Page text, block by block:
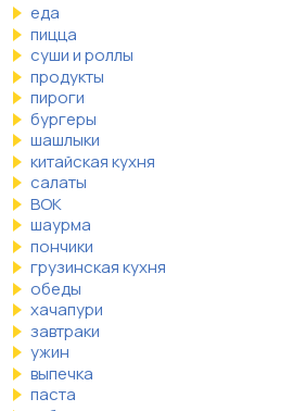
еда
пицца
суши и роллы
продукты
пироги
бургеры
шашлыки
китайская кухня
салаты
ВОК
шаурма
пончики
грузинская кухня
обеды
хачапури
завтраки
ужин
выпечка
паста